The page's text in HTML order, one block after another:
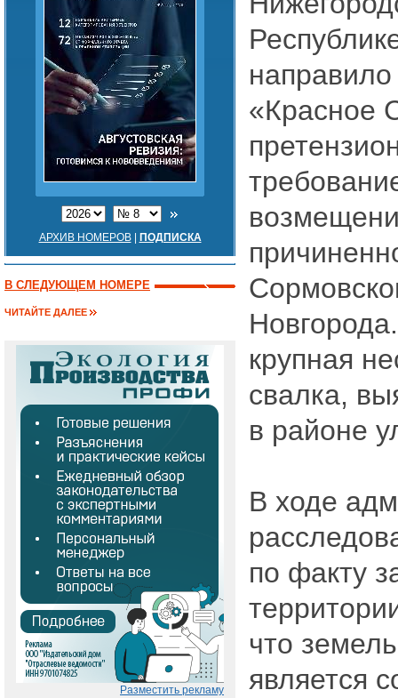
АРХИВ НОМЕРОВ| ПОДПИСКА
В СЛЕДУЮЩЕМ НОМЕРЕ
ЧИТАЙТЕ ДАЛЕЕ
Разместить рекламу
«Красное
крупная
свалка,
в районе
В ходе
по факту
что
является